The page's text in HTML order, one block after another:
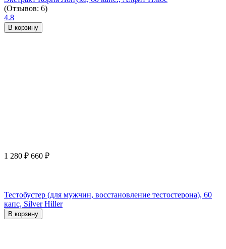
(Отзывов: 6)
4.8
В корзину
1 280 ₽ 660 ₽
Тестобустер (для мужчин, восстановление тестостерона), 60
капс, Silver Hiller
В корзину